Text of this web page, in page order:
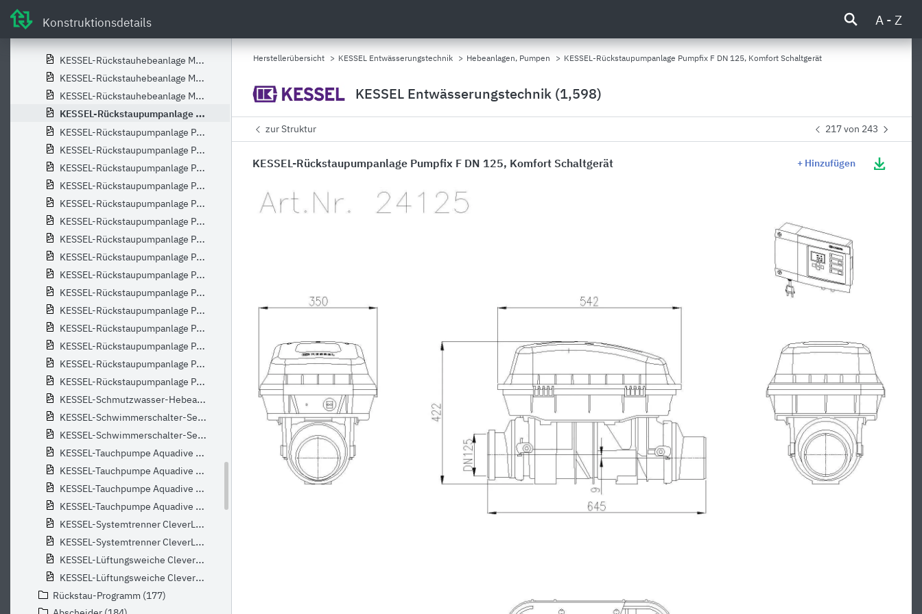
Konstruktionsdetails A - Z
KESSEL-Rückstauhebeanlage Mono Ecolift XL, 2-Motor-Klappen, SPF4500-S3
KESSEL-Rückstauhebeanlage Mono Ecolift XL,2-Motor-Klappen,SPF1400-S3,T0
KESSEL-Rückstauhebeanlage Mono Ecolift XL,2-Motor-Klappen,SPF1500-S3,T0
KESSEL-Rückstauhebeanlage Mono Ecolift XL,2-Motor-Klappen,SPF3000-S3,T0
KESSEL-Rückstauhebeanlage Mono Ecolift XL,2-Motor-Klappen,SPF4500-S3,T0
KESSEL-Rückstaupumpanlage Pumpfix F DN 125, Komfort Schaltgerät
KESSEL-Rückstaupumpanlage Pumpfix F DN 125, Komfort Schaltgerät, befliesbar
KESSEL-Rückstaupumpanlage Pumpfix F DN 125, Komfort Schaltgerät, schwarz
KESSEL-Rückstaupumpanlage Pumpfix F DN 150, Komfort Schaltgerät
KESSEL-Rückstaupumpanlage Pumpfix F DN 150, Komfort Schaltgerät, befliesbar
KESSEL-Rückstaupumpanlage Pumpfix F DN 150, Komfort Schaltgerät, schwarz
KESSEL-Rückstaupumpanlage Pumpfix F DN 200, Komfort Schaltgerät
KESSEL-Rückstaupumpanlage Pumpfix F DN 200, Komfort Schaltgerät, befliesbar
KESSEL-Rückstaupumpanlage Pumpfix F DN 200, Komfort Schaltgerät, schwarz
KESSEL-Rückstaupumpanlage Pumpfix F Schaltgerät Komfort DN 100
KESSEL-Rückstaupumpanlage Pumpfix F Schaltgerät Komfort DN 100, schwarz
KESSEL-Rückstaupumpanlage Pumpfix F Schaltgerät Komfort, DN 100, befliesbar
KESSEL-Rückstaupumpanlage Pumpfix F o. Spitzende und Muffe
KESSEL-Rückstaupumpanlage Pumpfix F o. Spitzende und Muffe, befliesbar
KESSEL-Rückstaupumpanlage Pumpfix F o. Spitzende und Muffe, schwarz
KESSEL-Rückstaupumpanlage Pumpfix S DN 100, mit schwarzer Abdeckplatte
KESSEL-Schmutzwasser-Hebeanlage Minilift Kunststoff f. Überflurinstallation
KESSEL-Schwimmerschalter-Set GV+Rückstaudoppelverschluss
KESSEL-Schwimmerschalter-Set mit Geruchsverschluss
KESSEL-Tauchpumpe Aquadive GTF 1000 mit Schwimmerschalter, 10 m
KESSEL-Tauchpumpe Aquadive GTF 1000 ohne Schwimmerschalter,10m
KESSEL-Tauchpumpe Aquadive KTP 300 mit Schwimmerschalter,10 m
KESSEL-Tauchpumpe Aquadive KTP 300 ohne Schwimmerschalter,10 m
KESSEL-Systemtrenner CleverLoop L 23000_3D
KESSEL-Systemtrenner CleverLoop L 23000_BM
KESSEL-Lüftungsweiche CleverVent 23001_3D
KESSEL-Lüftungsweiche CleverVent 23001_BM
Rückstau-Programm (177)
Herstellerübersicht > KESSEL Entwässerungstechnik > Hebeanlagen, Pumpen > KESSEL-Rückstaupumpanlage Pumpfix F DN 125, Komfort Schaltgerät
KESSEL Entwässerungstechnik (1,598)
zur Struktur 217 von 243
KESSEL-Rückstaupumpanlage Pumpfix F DN 125, Komfort Schaltgerät + Hinzufügen